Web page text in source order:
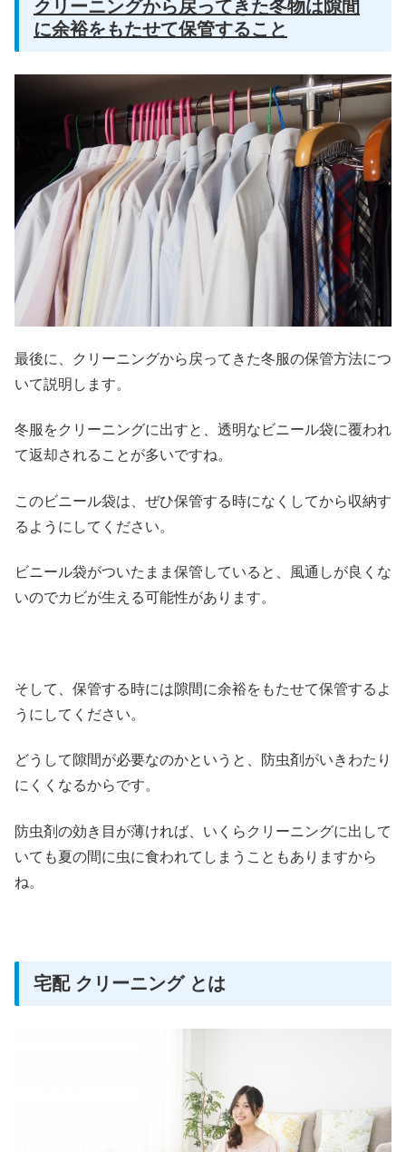
クリーニングから戻ってきた冬物は隙間
に余裕をもたせて保管すること
最後に、クリーニングから戻ってきた冬服の保管方法につ
いて説明します。
冬服をクリーニングに出すと、透明なビニール袋に覆われ
て返却されることが多いですね。
このビニール袋は、ぜひ保管する時になくしてから収納す
るようにしてください。
ビニール袋がついたまま保管していると、風通しが良くな
いのでカビが生える可能性があります。
そして、保管する時には隙間に余裕をもたせて保管するよ
うにしてください。
どうして隙間が必要なのかというと、防虫剤がいきわたり
にくくなるからです。
防虫剤の効き目が薄ければ、いくらクリーニングに出して
いても夏の間に虫に食われてしまうこともありますから
ね。
宅配 クリーニング とは